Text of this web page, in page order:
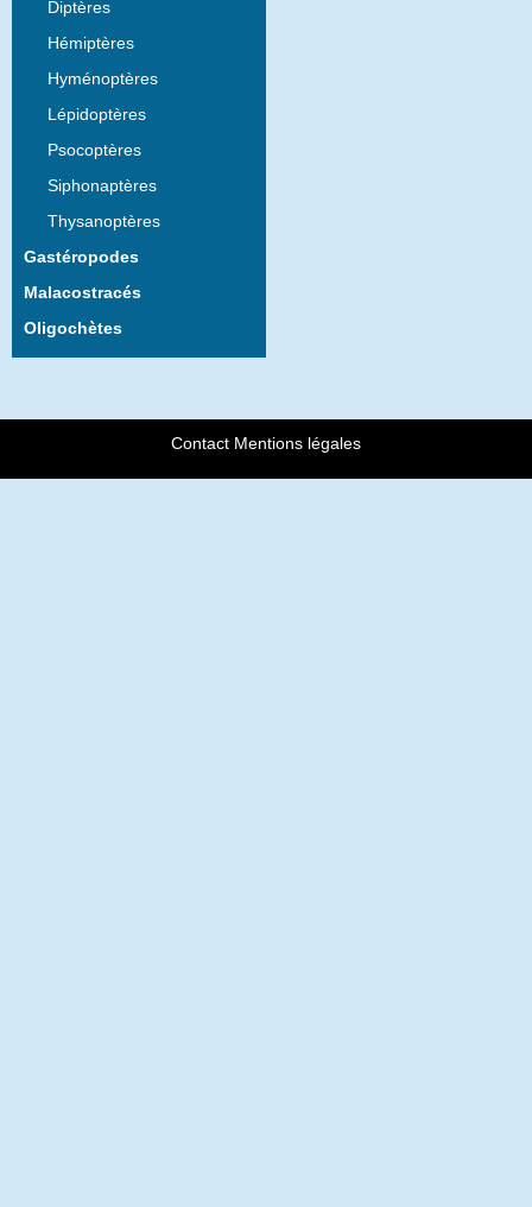
Diptères
Hémiptères
Hyménoptères
Lépidoptères
Psocoptères
Siphonaptères
Thysanoptères
Gastéropodes
Malacostracés
Oligochètes
Contact Mentions légales